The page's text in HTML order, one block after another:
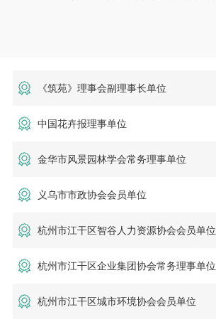
《筑苑》理事会副理事长单位
中国花卉报理事单位
金华市风景园林学会常务理事单位
义乌市市政协会会员单位
杭州市江干区智谷人力资源协会会员单位
杭州市江干区企业集团协会常务理事单位
杭州市江干区城市环境协会会员单位